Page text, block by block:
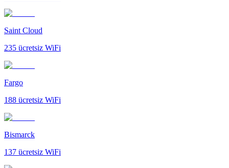
Saint Cloud
235 ücretsiz WiFi
Fargo
188 ücretsiz WiFi
Bismarck
137 ücretsiz WiFi